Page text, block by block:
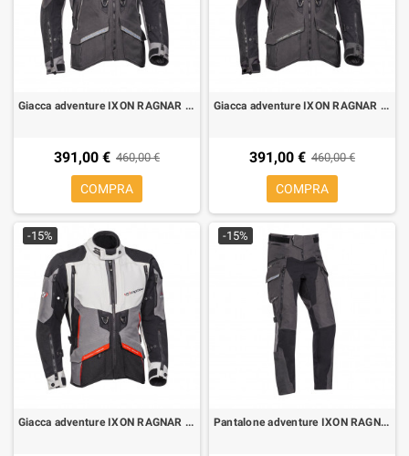
Giacca adventure IXON RAGNAR turismo antracite grigio blu
391,00 € 460,00 €
COMPRA
Giacca adventure IXON RAGNAR turismo nero antracite
391,00 € 460,00 €
COMPRA
-15%
Giacca adventure IXON RAGNAR turismo nero grigio rosso
-15%
Pantalone adventure IXON RAGNAR PT turismo antracite grigio blu